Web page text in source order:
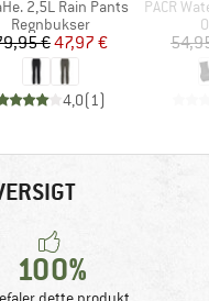
2,5L Rain Pants
Produktgruppe
Regnbukser
Pris
€Nedsat pris
47,97 €
4,0(1 )
Artikel
PACR
100%